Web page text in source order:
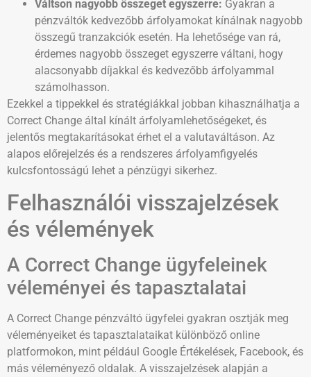
Váltson nagyobb összeget egyszerre: Gyakran a
pénzváltók kedvezőbb árfolyamokat kínálnak nagyobb
összegű tranzakciók esetén. Ha lehetősége van rá,
érdemes nagyobb összeget egyszerre váltani, hogy
alacsonyabb díjakkal és kedvezőbb árfolyammal
számolhasson.
Ezekkel a tippekkel és stratégiákkal jobban kihasználhatja a
Correct Change által kínált árfolyamlehetőségeket, és
jelentős megtakarításokat érhet el a valutaváltáson. Az
alapos előrejelzés és a rendszeres árfolyamfigyelés
kulcsfontosságú lehet a pénzügyi sikerhez.
Felhasználói visszajelzések
és vélemények
A Correct Change ügyfeleinek
véleményei és tapasztalatai
A Correct Change pénzváltó ügyfelei gyakran osztják meg
véleményeiket és tapasztalataikat különböző online
platformokon, mint például Google Értékelések, Facebook, és
más véleményező oldalak. A visszajelzések alapján a